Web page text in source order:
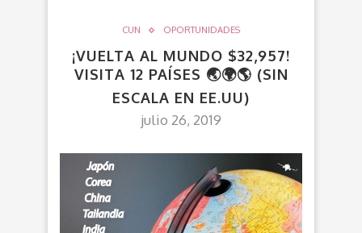
CUN OPORTUNIDADES
¡VUELTA AL MUNDO $32,957!
VISITA 12 PAÍSES 🌏🌍🌎 (SIN
ESCALA EN EE.UU)
julio 26, 2019